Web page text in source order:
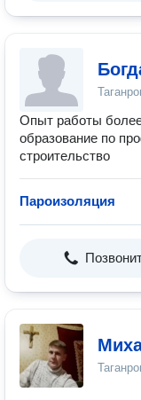
Опыт работы
образование по
строительство
Пароизоляция